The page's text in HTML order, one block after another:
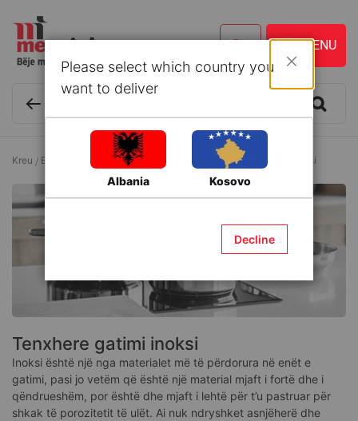
Kreu Enë kuzhine dhe Aksesorë Tenxhere gatimi inoksi
Tenxhere gatimi inoksi
Inoksi është një nga materialet më të përdorura në enët e
gatimi, pasi jo vetëm që është një material mjaft i fortë dhe i
qëndrueshëm, por është dhe mjaft i lehtë për t’u pastruar për
shkak të porozitetit të ulët. Ai nuk ndryshket asnjëherë dhe
Please select which country you
want to deliver
Albania Kosovo
Decline